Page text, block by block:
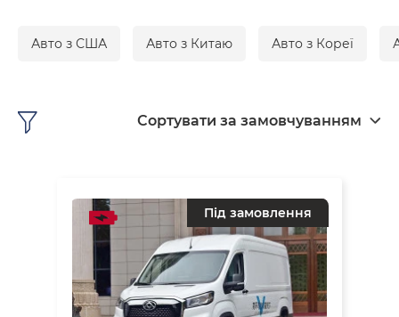
Авто з США Авто з Китаю Авто з Кореї
Сортувати за замовчуванням
Під замовлення